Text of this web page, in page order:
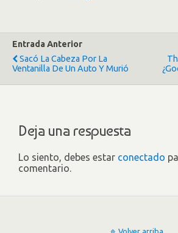
Entrada Anterior
Sacó La Cabeza Por La
Ventanilla De Un Auto Y Murió
Deja una respuesta
Lo siento, debes estar conectado
comentario.
Volver arriba